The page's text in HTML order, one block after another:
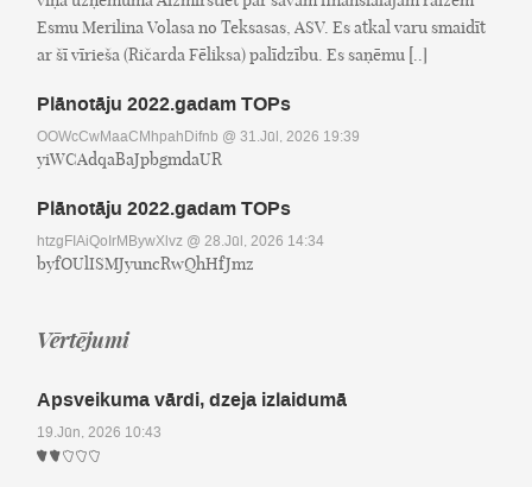
Esmu Merilina Volasa no Teksasas, ASV. Es atkal varu smaidīt
ar šī vīrieša (Ričarda Fēliksa) palīdzību. Es saņēmu [..]
Plānotāju 2022.gadam TOPs
OOWcCwMaaCMhpahDifnb @ 31.Jūl, 2026 19:39
yiWCAdqaBaJpbgmdaUR
Plānotāju 2022.gadam TOPs
htzgFIAiQoIrMBywXlvz @ 28.Jūl, 2026 14:34
byfOUlISMJyuncRwQhHfJmz
Vērtējumi
Apsveikuma vārdi, dzeja izlaidumā
19.Jūn, 2026 10:43